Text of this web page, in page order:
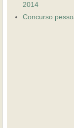
2014
Concurso